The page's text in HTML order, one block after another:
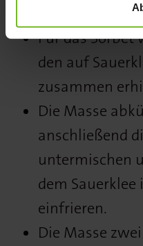
Für das Sorbet
den auf
zusammen
Die Masse
anschließend
untermischen
dem Sauerklee
einfrieren.
Die Masse